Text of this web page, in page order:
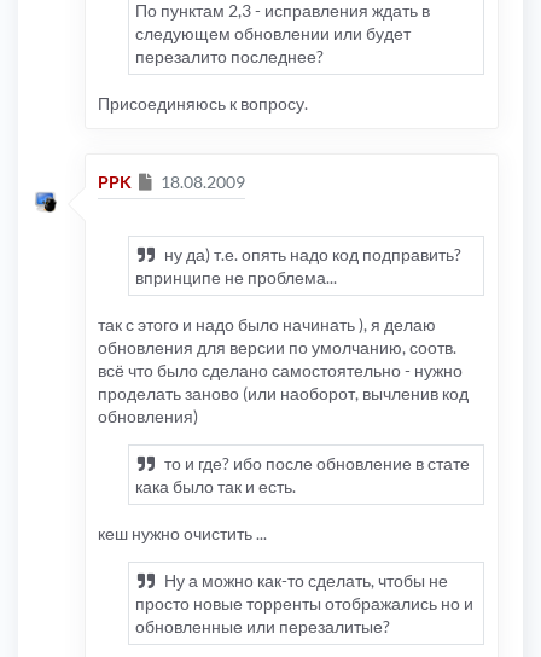
По пунктам 2,3 - исправления ждать в
следующем обновлении или будет
перезалито последнее?
Присоединяюсь к вопросу.
PPK Сообщение
18.08.2009
ну да) т.е. опять надо код подправить?
впринципе не проблема...
так с этого и надо было начинать ), я делаю
обновления для версии по умолчанию, соотв.
всё что было сделано самостоятельно - нужно
проделать заново (или наоборот, вычленив код
обновления)
то и где? ибо после обновление в стате
кака было так и есть.
кеш нужно очистить ...
Ну а можно как-то сделать, чтобы не
просто новые торренты отображались но и
обновленные или перезалитые?